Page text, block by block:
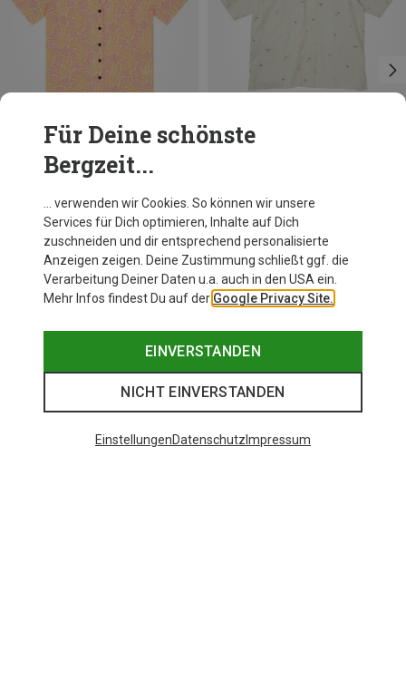
Du sparst 12%
Für Deine schönste
Bergzeit...
… verwenden wir Cookies. So können wir unsere
Services für Dich optimieren, Inhalte auf Dich
zuschneiden und dir entsprechend personalisierte
Anzeigen zeigen. Deine Zustimmung schließt ggf. die
Verarbeitung Deiner Daten u.a. auch in den USA ein.
Mehr Infos findest Du auf der Google Privacy Site.
EINVERSTANDEN
NICHT EINVERSTANDEN
EinstellungenDatenschutz Impressum